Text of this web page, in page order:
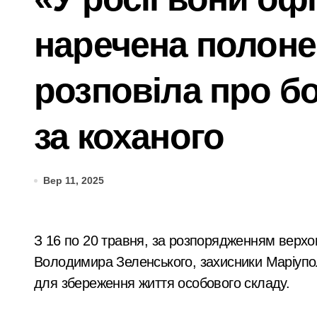
«Приватні укриття, безлад у метро та
Київський «рішала» 23 років,
Подільська прокуратура
Компенсаційні виплати на освіту
Двійня tragically загинула після
Шахраї з кол-центрів на Київщині
Київщина готова надати понад 400
Сервісна заміна елементів
У Києві затримали 23-річного
наречена
розповіла про
за коханого
Вер 11, 2025
З 16 по 20 травня, за розпорядженням верховного керівництва держави, зокрема президента
Володимира Зеленського, захисники
для збереження життя особового складу.